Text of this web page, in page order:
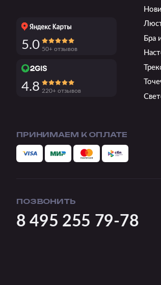
5.0 50+ отзывов
4.8 220+ отзывов
ПРИНИМАЕМ К ОПЛАТЕ
Бра
ПОЗВОНИТЬ
8 495 255 79-78